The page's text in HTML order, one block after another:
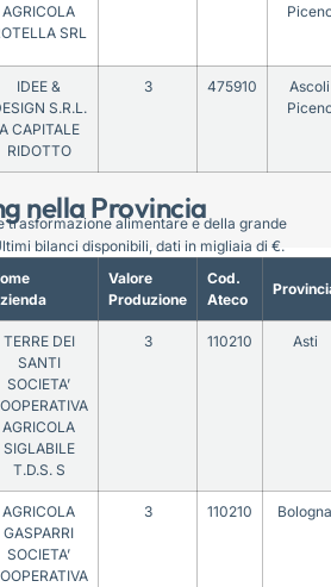
nella Provincia
AGRICOLA
SRL
IDEE &
S.R.L.
A CAPITALE
RIDOTTO
3 475910
Ascoli
Valore
Produzione
Cod.
Ateco
TERRE DEI
SANTI
SOCIETA’
AGRICOLA
SIGLABILE
T.D.S. S
3 110210 Asti
AGRICOLA
GASPARRI
SOCIETA’
3 110210 Bologna
trasformazione alimentare e della grande
bilanci disponibili, dati in migliaia di €.